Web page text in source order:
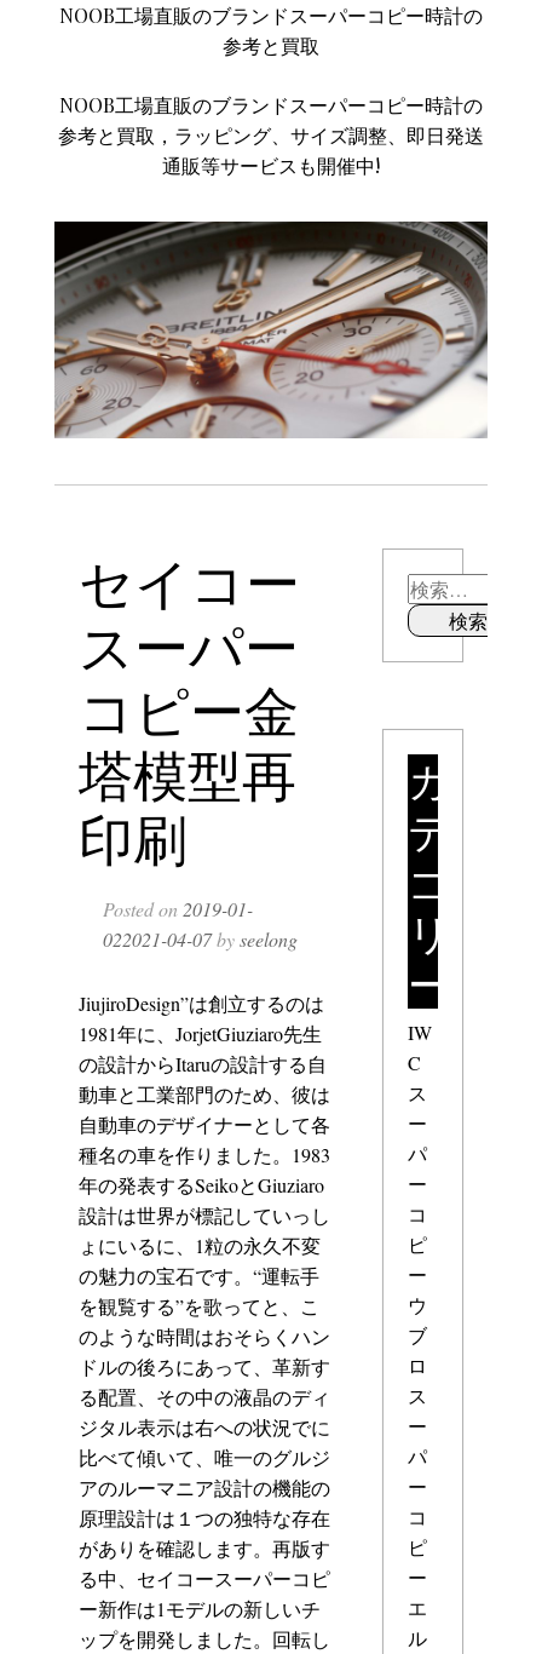
NOOB工場直販のブランドスーパーコピー時計の
参考と買取
NOOB工場直販のブランドスーパーコピー時計の
参考と買取，ラッピング、サイズ調整、即日発送
通販等サービスも開催中!
セイコー
スーパー
コピー金
塔模型再
印刷
Posted on 2019-01-
022021-04-07byseelong
JiujiroDesign”は創立するのは
1981年に、JorjetGiuziaro先生
の設計からItaruの設計する自
動車と工業部門のため、彼は
自動車のデザイナーとして各
種名の車を作りました。1983
年の発表するSeikoとGiuziaro
設計は世界が標記していっし
ょにいるに、1粒の永久不変
の魅力の宝石です。“運転手
を観覧する”を歌ってと、こ
のような時間はおそらくハン
ドルの後ろにあって、革新す
る配置、その中の液晶のディ
ジタル表示は右への状況でに
比べて傾いて、唯一のグルジ
アのルーマニア設計の機能の
原理設計は１つの独特な存在
がありを確認します。再版す
る中、セイコースーパーコピ
ー新作は1モデルの新しいチ
ップを開発しました。回転し
カ
テ
ゴ
リ
ー
IW
C
ス
ー
パ
ー
コ
ピ
ー
ウ
ブ
ロ
ス
ー
パ
ー
コ
ピ
ー
エ
ル